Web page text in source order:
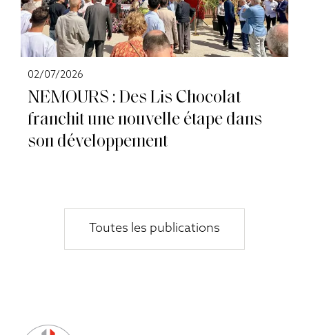
02/07/2026
NEMOURS : Des Lis Chocolat
franchit une nouvelle étape dans
son développement
Toutes les publications